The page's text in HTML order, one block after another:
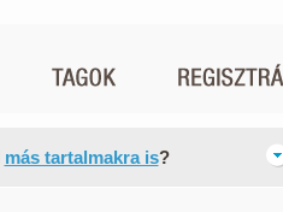
más tartalmakra is?